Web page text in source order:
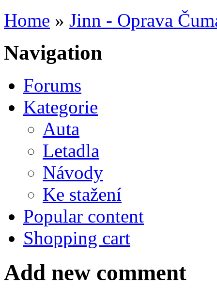
Home » Jinn - Oprava
Navigation
Forums
Kategorie
Auta
Letadla
Návody
Ke stažení
Popular content
Shopping cart
Add new comment